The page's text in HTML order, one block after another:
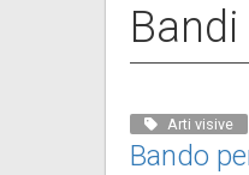
Arti visive
Bando